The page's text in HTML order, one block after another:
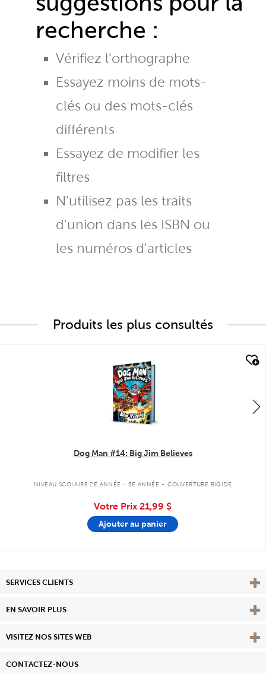
recherche :
Vérifiez l'orthographe
Essayez moins de mots-
clés ou des mots-clés
différents
Essayez de modifier les
filtres
N'utilisez pas les traits
d'union dans les ISBN ou
les numéros d'articles
Produits les plus consultés
Dog Man #14: Big Jim Believes
NIVEAU SCOLAIRE 2E ANNÉE - 5E ANNÉE . COUVERTURE RIGIDE
Votre Prix 21,99 $
Ajouter au panier
SERVICES CLIENTS
EN SAVOIR PLUS View
VISITEZ NOS SITES WEB
CONTACTEZ-NOUS